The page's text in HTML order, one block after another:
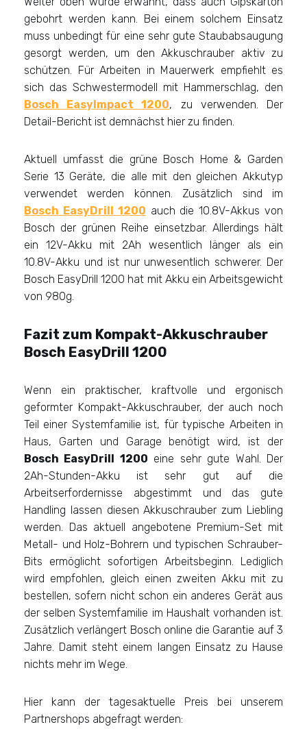
gebohrt werden kann. Bei einem solchem Einsatz
muss unbedingt für eine sehr gute Staubabsaugung
gesorgt werden, um den Akkuschrauber aktiv zu
schützen. Für Arbeiten in Mauerwerk empfiehlt es
sich das Schwestermodell mit Hammerschlag, den
Bosch EasyImpact 1200, zu verwenden. Der
Detail-Bericht ist demnächst hier zu finden.
Aktuell umfasst die grüne Bosch Home & Garden
Serie 13 Geräte, die alle mit den gleichen Akkutyp
verwendet werden können. Zusätzlich sind im
Bosch EasyDrill 1200 auch die 10.8V-Akkus von
Bosch der grünen Reihe einsetzbar. Allerdings hält
ein 12V-Akku mit 2Ah wesentlich länger als ein
10.8V-Akku und ist nur unwesentlich schwerer. Der
Bosch EasyDrill 1200 hat mit Akku ein Arbeitsgewicht
von 980g.
Fazit zum Kompakt-Akkuschrauber
Bosch EasyDrill 1200
Wenn ein praktischer, kraftvolle und ergonisch
geformter Kompakt-Akkuschrauber, der auch noch
Teil einer Systemfamilie ist, für typische Arbeiten in
Haus, Garten und Garage benötigt wird, ist der
Bosch EasyDrill 1200 eine sehr gute Wahl. Der
2Ah-Stunden-Akku ist sehr gut auf die
Arbeitserfordernisse abgestimmt und das gute
Handling lassen diesen Akkuschrauber zum Liebling
werden. Das aktuell angebotene Premium-Set mit
Metall- und Holz-Bohrern und typischen Schrauber-
Bits ermöglicht sofortigen Arbeitsbeginn. Lediglich
wird empfohlen, gleich einen zweiten Akku mit zu
bestellen, sofern nicht schon ein anderes Gerät aus
der selben Systemfamilie im Haushalt vorhanden ist.
Zusätzlich verlängert Bosch online die Garantie auf 3
Jahre. Damit steht einem langen Einsatz zu Hause
nichts mehr im Wege.
Hier kann der tagesaktuelle Preis bei unserem
Partnershops abgefragt werden: